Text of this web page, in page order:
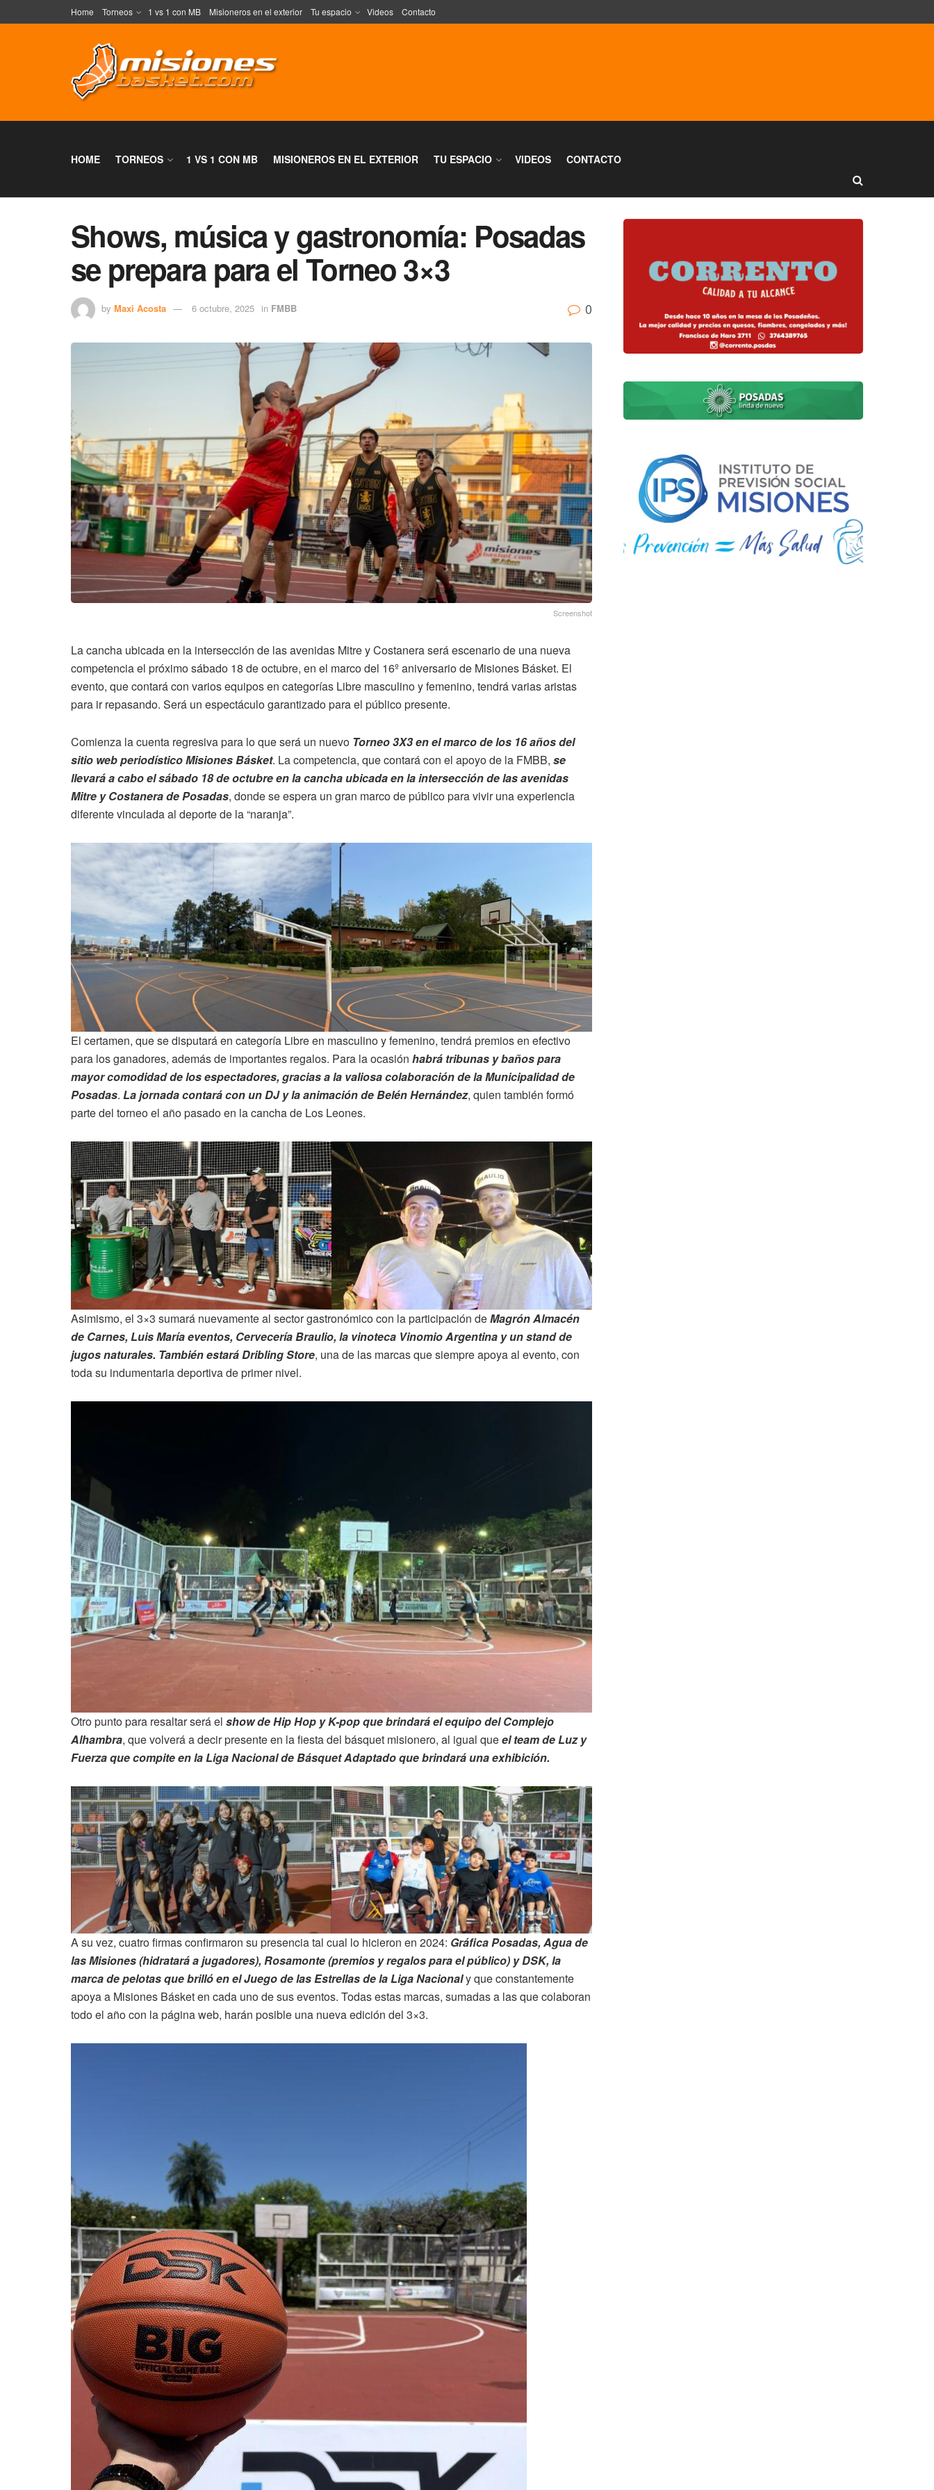
Home Torneos 1 vs 1 con MB Misioneros en el exterior Tu espacio Videos Contacto
HOME TORNEOS 1 VS 1 CON MB MISIONEROS EN EL EXTERIOR TU ESPACIO VIDEOS CONTACTO
Shows, música y gastronomía: Posadas
se prepara para el Torneo 3×3
by Maxi Acosta 6 octubre, 2025 in FMBB 0
Screenshot
La cancha ubicada en la intersección de las avenidas Mitre y Costanera será escenario de una nueva
competencia el próximo sábado 18 de octubre, en el marco del 16º aniversario de Misiones Básket. El
evento, que contará con varios equipos en categorías Libre masculino y femenino, tendrá varias aristas
para ir repasando. Será un espectáculo garantizado para el público presente.
Comienza la cuenta regresiva para lo que será un nuevo Torneo 3X3 en el marco de los 16 años del
sitio web periodístico Misiones Básket. La competencia, que contará con el apoyo de la FMBB, se
llevará a cabo el sábado 18 de octubre en la cancha ubicada en la intersección de las avenidas
Mitre y Costanera de Posadas, donde se espera un gran marco de público para vivir una experiencia
diferente vinculada al deporte de la “naranja”.
El certamen, que se disputará en categoría Libre en masculino y femenino, tendrá premios en efectivo
para los ganadores, además de importantes regalos. Para la ocasión habrá tribunas y baños para
mayor comodidad de los espectadores, gracias a la valiosa colaboración de la Municipalidad de
Posadas. La jornada contará con un DJ y la animación de Belén Hernández, quien también formó
parte del torneo el año pasado en la cancha de Los Leones.
Asimismo, el 3×3 sumará nuevamente al sector gastronómico con la participación deMagrón Almacén
de Carnes, Luis María eventos, Cervecería Braulio, la vinoteca Vinomio Argentina y un stand de
jugos naturales. También estará Dribling Store, una de las marcas que siempre apoya al evento, con
toda su indumentaria deportiva de primer nivel.
Otro punto para resaltar será el show de Hip Hop y K-pop que brindará el equipo del Complejo
Alhambra, que volverá a decir presente en la fiesta del básquet misionero, al igual queel team de Luz y
Fuerza que compite en la Liga Nacional de Básquet Adaptado que brindará una exhibición.
A su vez, cuatro firmas confirmaron su presencia tal cual lo hicieron en 2024: Gráfica Posadas, Agua de
las Misiones (hidratará a jugadores), Rosamonte (premios y regalos para el público) y DSK, la
marca de pelotas que brilló en el Juego de las Estrellas de la Liga Nacionaly que constantemente
apoya a Misiones Básket en cada uno de sus eventos. Todas estas marcas, sumadas a las que colaboran
todo el año con la página web, harán posible una nueva edición del 3×3.